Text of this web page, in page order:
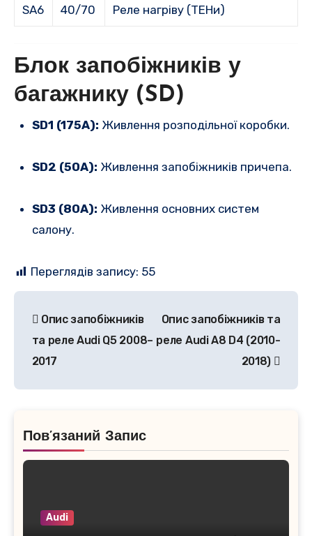
SA6 40/70 Реле нагріву (ТЕНи)
Блок запобіжників у
багажнику (SD)
SD1 (175A): Живлення розподільної коробки.
SD2 (50A): Живлення запобіжників причепа.
SD3 (80A): Живлення основних систем
салону.
Переглядів запису: 55
записів
Опис запобіжників
та реле Audi Q5 2008–
2017
Опис запобіжників та
реле Audi A8 D4 (2010-
2018)
Пов’язаний Запис
Audi